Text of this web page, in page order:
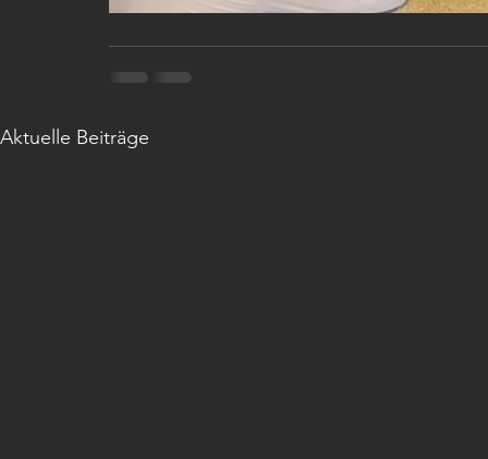
Aktuelle Beiträge